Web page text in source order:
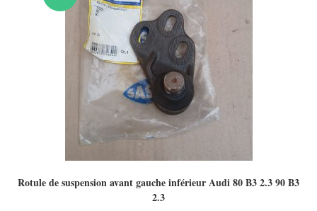
Rotule de suspension avant gauche inférieur Audi 80 B3 2.3 90 B3
2.3